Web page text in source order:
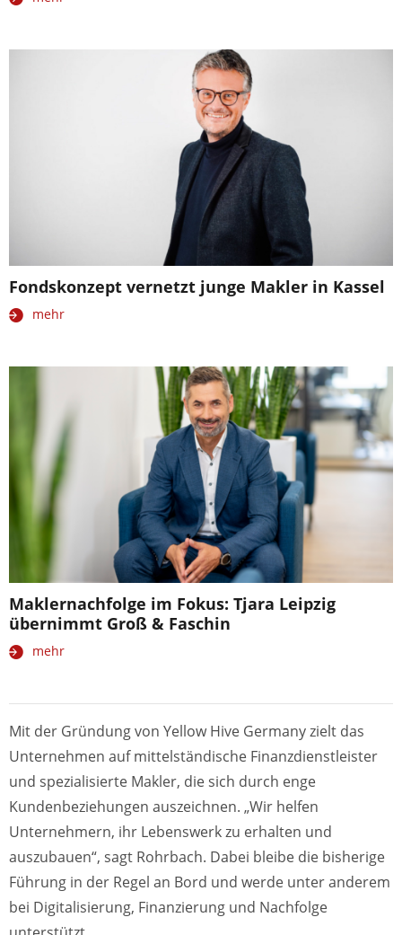
Fondskonzept vernetzt junge Makler in Kassel
mehr
Maklernachfolge im Fokus: Tjara Leipzig
übernimmt Groß & Faschin
mehr
Mit der Gründung von Yellow Hive Germany zielt das
Unternehmen auf mittelständische Finanzdienstleister
und spezialisierte Makler, die sich durch enge
Kundenbeziehungen auszeichnen. „Wir helfen
Unternehmern, ihr Lebenswerk zu erhalten und
auszubauen“, sagt Rohrbach. Dabei bleibe die bisherige
Führung in der Regel an Bord und werde unter anderem
bei Digitalisierung, Finanzierung und Nachfolge